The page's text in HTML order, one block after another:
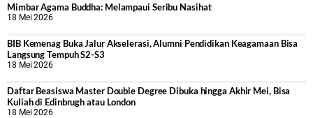
Mimbar Agama Buddha: Melampaui Seribu Nasihat
18 Mei 2026
BIB Kemenag Buka Jalur Akselerasi, Alumni Pendidikan Keagamaan Bisa
Langsung Tempuh S2-S3
18 Mei 2026
Daftar Beasiswa Master Double Degree Dibuka hingga Akhir Mei, Bisa
Kuliah di Edinbrugh atau London
18 Mei 2026